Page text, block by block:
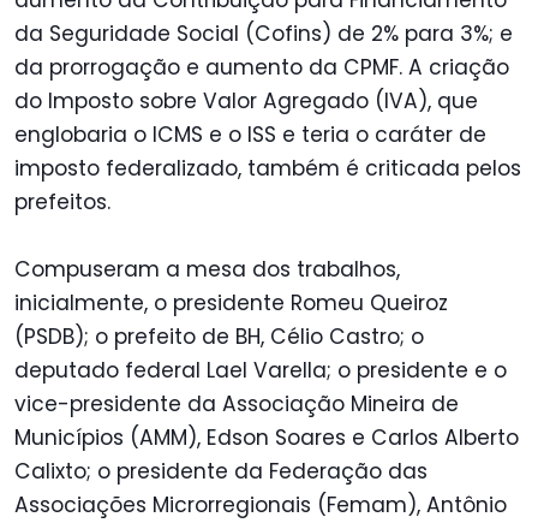
da Seguridade Social (Cofins) de 2% para 3%; e
da prorrogação e aumento da CPMF. A criação
do Imposto sobre Valor Agregado (IVA), que
englobaria o ICMS e o ISS e teria o caráter de
imposto federalizado, também é criticada pelos
prefeitos.
Compuseram a mesa dos trabalhos,
inicialmente, o presidente Romeu Queiroz
(PSDB); o prefeito de BH, Célio Castro; o
deputado federal Lael Varella; o presidente e o
vice-presidente da Associação Mineira de
Municípios (AMM), Edson Soares e Carlos Alberto
Calixto; o presidente da Federação das
Associações Microrregionais (Femam), Antônio